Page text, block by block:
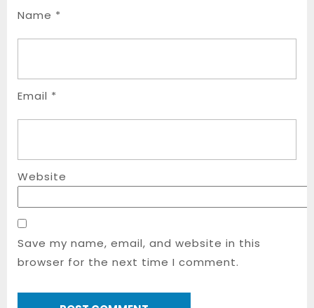
Name *
Email *
Website
Save my name, email, and website in this
browser for the next time I comment.